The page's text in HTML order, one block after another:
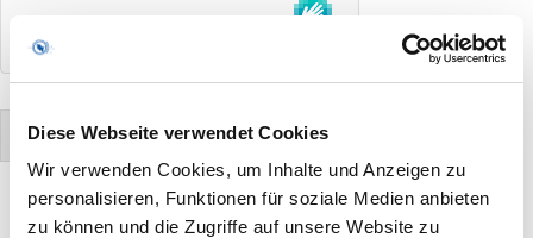
Diese Webseite verwendet Cookies
Wir verwenden Cookies, um Inhalte und Anzeigen zu
personalisieren, Funktionen für soziale Medien anbieten
zu können und die Zugriffe auf unsere Website zu
Absenden